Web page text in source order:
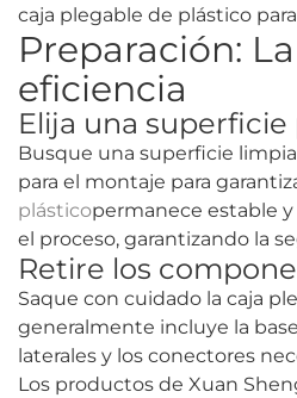
caja plegable de plástico
Preparación:
eficiencia
Elija una superficie
Busque una superficie
para el montaje para
plásticopermanece estable
el proceso, garantizando la
Retire los
Saque con cuidado la caja
generalmente incluye la
laterales y los conectores
Los productos de Xuan